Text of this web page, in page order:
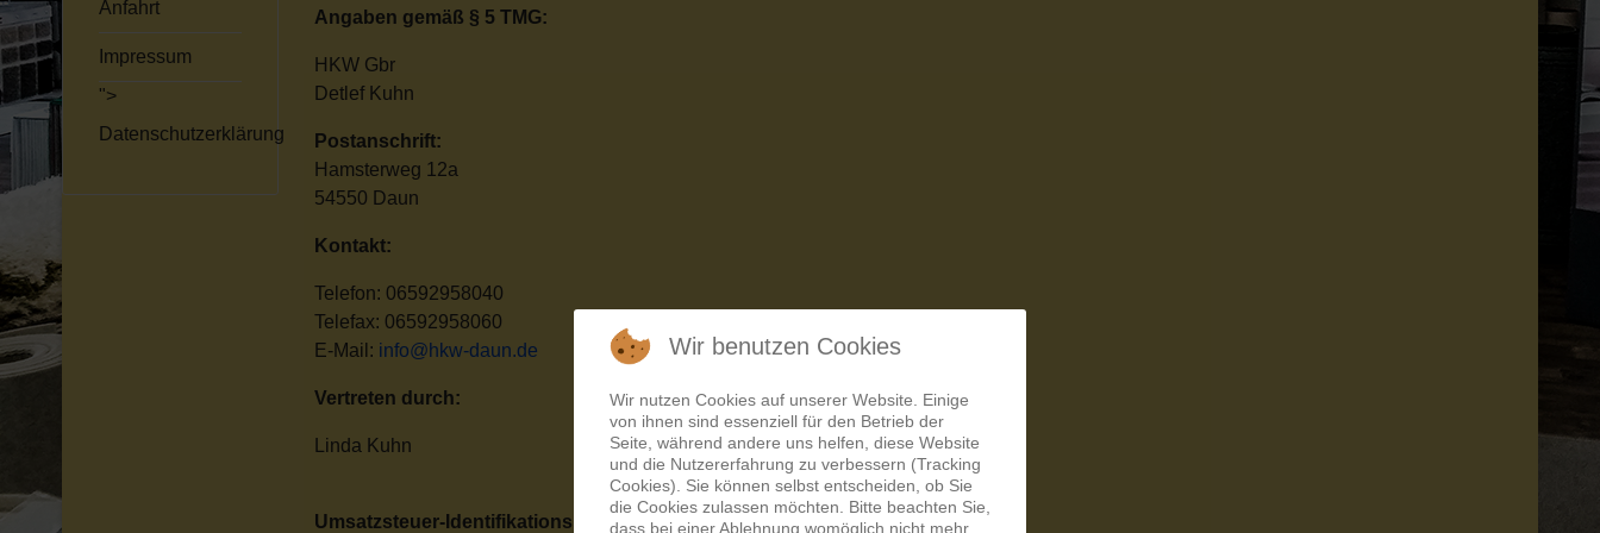
Anfahrt
Impressum
">
Datenschutzerklärung
Angaben gemäß § 5 TMG:
HKW Gbr
Detlef Kuhn
Postanschrift:
Hamsterweg 12a
54550 Daun
Kontakt:
Telefon: 06592958040
Telefax: 06592958060
E-Mail: info@hkw-daun.de
Vertreten durch:
Linda Kuhn
Umsatzsteuer-Identifikationsnummer
Wir benutzen Cookies
Wir nutzen Cookies auf unserer Website. Einige
von ihnen sind essenziell für den Betrieb der
Seite, während andere uns helfen, diese Website
und die Nutzererfahrung zu verbessern (Tracking
Cookies). Sie können selbst entscheiden, ob Sie
die Cookies zulassen möchten. Bitte beachten Sie,
dass bei einer Ablehnung womöglich nicht mehr